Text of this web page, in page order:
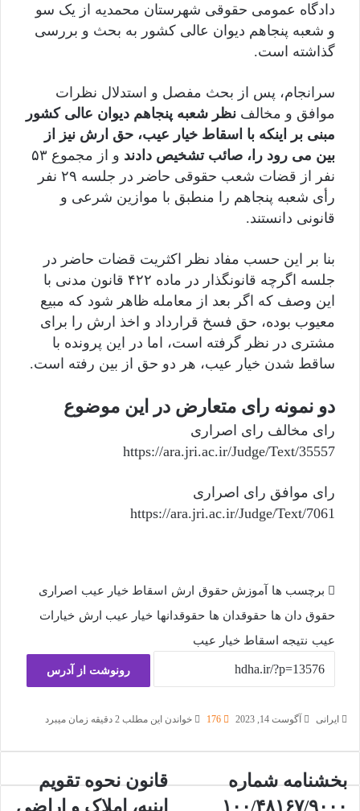
دادگاه عمومی حقوقی شهرستان محمدیه از یک سو
و شعبه پنجاهم دیوان عالی کشور به بحث و بررسی
گذاشته است.
سرانجام، پس از بحث مفصل و استدلال نظرات
موافق و مخالف نظر شعبه پنجاهم دیوان عالی کشور
مبنی بر اینکه با اسقاط خیار عیب، حق ارش نیز از
بین می رود را، صائب تشخیص دادند
و از مجموع ۵۳
نفر از قضات شعب حقوقی حاضر در جلسه ۲۹ نفر
رأی شعبه پنجاهم را منطبق با موازین شرعی و
قانونی دانستند.
بنا بر این حسب مفاد نظر اکثریت قضات حاضر در
جلسه اگرچه قانونگذار در ماده ۴۲۲ قانون مدنی با
این وصف که اگر بعد از معامله ظاهر شود که مبیع
معیوب بوده، حق فسخ قرارداد و اخذ ارش را برای
مشتری در نظر گرفته است، اما در این پرونده با
ساقط شدن خیار عیب، هر دو حق از بین رفته است.
دو نمونه رای متعارض در این موضوع
رای مخالف رای اصراری
https://ara.jri.ac.ir/Judge/Text/35557
رای موافق رای اصراری
https://ara.jri.ac.ir/Judge/Text/7061
برچسب ها آموزش حقوق ارش اسقاط خیار عیب
اصراری
حقوق دان ها حقوقدان ها حقوقدانها خیار عیب ارش خیارات
عیب نتیجه اسقاط خیار عیب
رونوشت از آدرس
ایرانی آگوست 14, 2023 176 خواندن این مطلب 2 دقیقه زمان میبرد
بخشنامه شماره
۱۰۰/۴۸۱۶۷/۹۰۰۰
قانون نحوه تقویم
ابنیه، املاک و اراضی